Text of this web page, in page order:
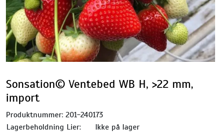
Sonsation© Ventebed WB H, >22 mm,
import
Produktnummer: 201-240173
Lagerbeholdning Lier:
Ikke på lager